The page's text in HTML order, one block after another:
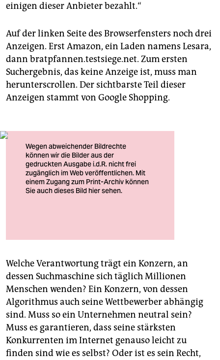
einigen dieser Anbieter bezahlt.“
Auf der linken Seite des Browserfensters noch drei
Anzeigen. Erst Amazon, ein Laden namens Lesara,
dann bratpfannen.testsiege.net. Zum ersten
Suchergebnis, das keine Anzeige ist, muss man
herunterscrollen. Der sichtbarste Teil dieser
Anzeigen stammt von Google Shopping.
Welche Verantwortung trägt ein Konzern, an
dessen Suchmaschine sich täglich Millionen
Menschen wenden? Ein Konzern, von dessen
Algorithmus auch seine Wettbewerber abhängig
sind. Muss so ein Unternehmen neutral sein?
Muss es garantieren, dass seine stärksten
Konkurrenten im Internet genauso leicht zu
finden sind wie es selbst? Oder ist es sein Recht,